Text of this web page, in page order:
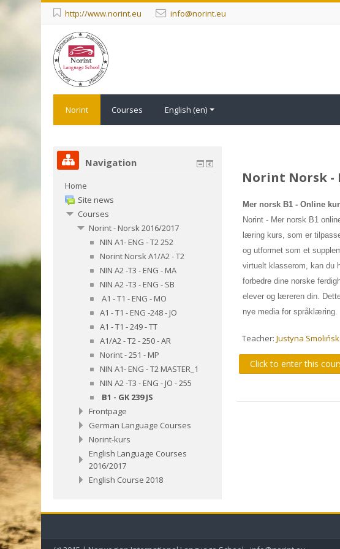
http://www.norint.eu info@norint.eu
Norint Courses English ‎(en)‎
Norint Norsk -
Mer norsk B1 - Online
Norint - Mer norsk B1
læring kurs, som er
og utformet som et
virtuelt klasserom, kan du
forbedre dine norske
elever og læreren din.
nye media for språklæring.
Teacher: Justyna
Click to enter this
Navigation
Home
Site news
Courses
Norint - Norsk 2016/2017
NIN A1- ENG - T2 252
Norint Norsk A1/A2 - T2
NIN A2 -T3 - ENG - MA
NIN A2 -T3 - ENG - SB
A1 - T1 - ENG - MO
A1 - T1 - ENG -248 - JO
A1 - T1 - 249 - TT
A1/A2 - T2 - 250 - AR
Norint - 251 - MP
NIN A1- ENG - T2 MASTER_1
NIN A2 -T3 - ENG - JO - 255
B1 - GK 239 JS
Frontpage
German Language Courses
Norint-kurs
English Language Courses
2016/2017
English Course 2018